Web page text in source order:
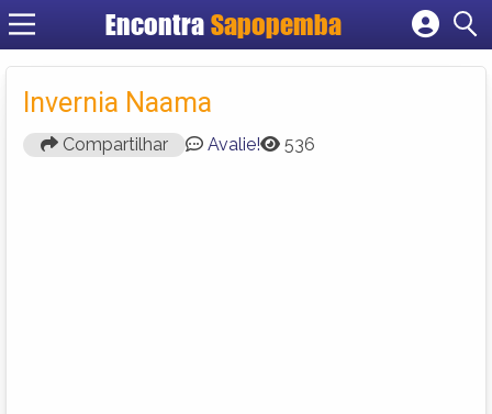
Encontra Sapopemba
Cadastrar empresa
Invernia Naama
Compartilhar Avalie! 536